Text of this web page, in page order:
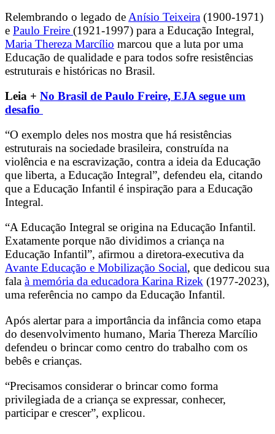
Relembrando o legado de Anísio Teixeira (1900-1971)
e Paulo Freire (1921-1997) para a Educação Integral,
Maria Thereza Marcílio marcou que a luta por uma
Educação de qualidade e para todos sofre resistências
estruturais e históricas no Brasil.
Leia + No Brasil de Paulo Freire, EJA segue um
desafio
“O exemplo deles nos mostra que há resistências
estruturais na sociedade brasileira, construída na
violência e na escravização, contra a ideia da Educação
que liberta, a Educação Integral”, defendeu ela, citando
que a Educação Infantil é inspiração para a Educação
Integral.
“A Educação Integral se origina na Educação Infantil.
Exatamente porque não dividimos a criança na
Educação Infantil”, afirmou a diretora-executiva da
Avante Educação e Mobilização Social, que dedicou sua
fala à memória da educadora Karina Rizek (1977-2023),
uma referência no campo da Educação Infantil.
Após alertar para a importância da infância como etapa
do desenvolvimento humano, Maria Thereza Marcílio
defendeu o brincar como centro do trabalho com os
bebês e crianças.
“Precisamos considerar o brincar como forma
privilegiada de a criança se expressar, conhecer,
participar e crescer”, explicou.